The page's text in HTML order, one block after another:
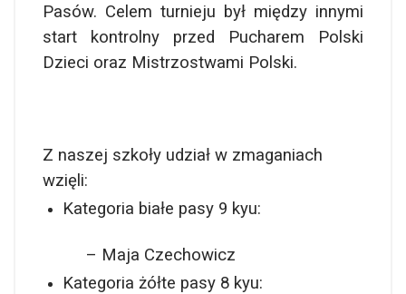
Pasów. Celem turnieju był między innymi
start kontrolny przed Pucharem Polski
Dzieci oraz Mistrzostwami Polski.
Z naszej szkoły udział w zmaganiach
wzięli:
Kategoria białe pasy 9 kyu:
– Maja Czechowicz
Kategoria żółte pasy 8 kyu: